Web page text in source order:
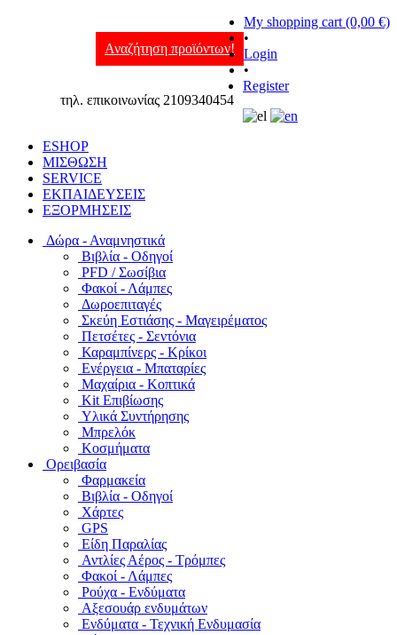
Αναζήτηση προϊόντων!
τηλ. επικοινωνίας 2109340454
My shopping cart (0,00 €)
•
Login
•
Register
ESHOP
ΜΙΣΘΩΣΗ
SERVICE
ΕΚΠΑΙΔΕΥΣΕΙΣ
ΕΞΟΡΜΗΣΕΙΣ
Δώρα - Αναμνηστικά
Βιβλία - Οδηγοί
PFD / Σωσίβια
Φακοί - Λάμπες
Δωροεπιταγές
Σκεύη Εστιάσης - Μαγειρέματος
Πετσέτες - Σεντόνια
Καραμπίνερς - Κρίκοι
Ενέργεια - Μπαταρίες
Μαχαίρια - Κοπτικά
Kit Επιβίωσης
Υλικά Συντήρησης
Μπρελόκ
Κοσμήματα
Ορειβασία
Φαρμακεία
Βιβλία - Οδηγοί
Χάρτες
GPS
Είδη Παραλίας
Αντλίες Αέρος - Τρόμπες
Φακοί - Λάμπες
Ρούχα - Ενδύματα
Αξεσουάρ ενδυμάτων
Ενδύματα - Τεχνική Ενδυμασία